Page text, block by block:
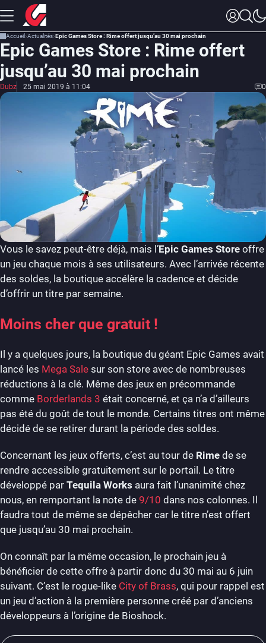
Accueil Actualités Epic Games Store : Rime offert jusqu’au 30 mai prochain
Epic Games Store : Rime offert
jusqu’au 30 mai prochain
Dubz 25 mai 2019 à 11:04 0
Vous le savez peut-être déjà, mais l’Epic Games Store offre
un jeu chaque mois à ses utilisateurs. Avec l’arrivée récente
des soldes, la boutique accélère la cadence et décide
d’offrir un titre par semaine.
Moins cher que gratuit !
Il y a quelques jours, la boutique du géant Epic Games avait
lancé les Mega Sale sur son store avec de nombreuses
réductions à la clé. Même des jeux en précommande
comme Borderlands 3 était concerné, et ça n’a d’ailleurs
pas été du goût de tout le monde. Certains titres ont même
décidé de se retirer durant la période des soldes.
Concernant les jeux offerts, c’est au tour de Rime de se
rendre accessible gratuitement sur le portail. Le titre
développé par Tequila Works aura fait l’unanimité chez
nous, en remportant la note de 9/10 dans nos colonnes. Il
faudra tout de même se dépêcher car le titre n’est offert
que jusqu’au 30 mai prochain.
On connaît par la même occasion, le prochain jeu à
bénéficier de cette offre à partir donc du 30 mai au 6 juin
suivant. C’est le rogue-like City of Brass, qui pour rappel est
un jeu d’action à la première personne créé par d’anciens
développeurs à l’origine de Bioshock.